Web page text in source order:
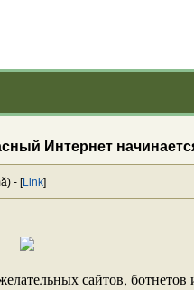
Интернет
- [Link]
сайтов,